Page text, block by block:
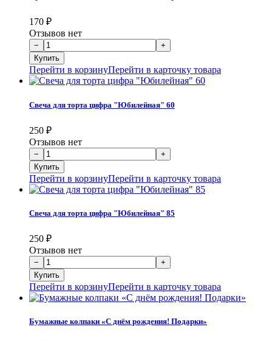
170 ₽
Отзывов нет
Перейти в корзинуПерейти в карточку товара
Свеча для торта цифра "Юбилейная" 60
250 ₽
Отзывов нет
Перейти в корзинуПерейти в карточку товара
Свеча для торта цифра "Юбилейная" 85
250 ₽
Отзывов нет
Перейти в корзинуПерейти в карточку товара
Бумажные колпаки «С днём рождения! Подарки»